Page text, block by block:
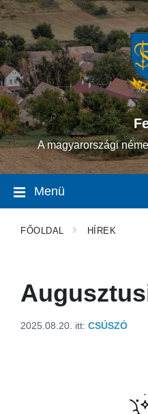
Ugrás
a
tartalomhoz
Ugrás
a
fő
navigációhoz
Ugrás
a
lábléchez
A magyarországi
Menü
FŐOLDAL HÍREK
2025.08.20. itt: CSÚSZÓ